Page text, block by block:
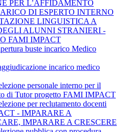
PER L’AFFIDAMENTO
DI ESPERTO INTERNO
LINGUISTICA A
ALUNNI STRANIERI -
FAMI IMPACT
buste incarico Medico
incarico medico
personale interno per il
di Tutor progetto FAMI IMPACT
per reclutamento docenti
- IMPARARE A
IMPARARE A CRESCERE